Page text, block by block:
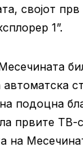
својот
1”.
автоматска
подоцна
првите ТВ-
на